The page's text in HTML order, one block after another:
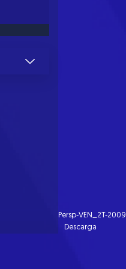
Persp-VEN_2T-
Descarga